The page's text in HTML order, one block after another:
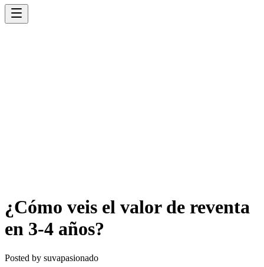
¿Cómo veis el valor de reventa
en 3-4 años?
Posted by suvapasionado